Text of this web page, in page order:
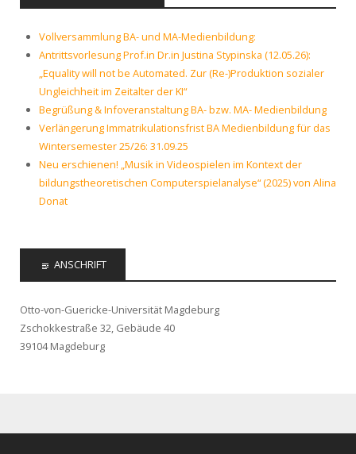
Vollversammlung BA- und MA-Medienbildung:
Antrittsvorlesung Prof.in Dr.in Justina Stypinska (12.05.26):
„Equality will not be Automated. Zur (Re-)Produktion sozialer
Ungleichheit im Zeitalter der KI“
Begrüßung & Infoveranstaltung BA- bzw. MA- Medienbildung
Verlängerung Immatrikulationsfrist BA Medienbildung für das
Wintersemester 25/26: 31.09.25
Neu erschienen! „Musik in Videospielen im Kontext der
bildungstheoretischen Computerspielanalyse“ (2025) von Alina
Donat
ANSCHRIFT
Otto-von-Guericke-Universität Magdeburg
Zschokkestraße 32, Gebäude 40
39104 Magdeburg